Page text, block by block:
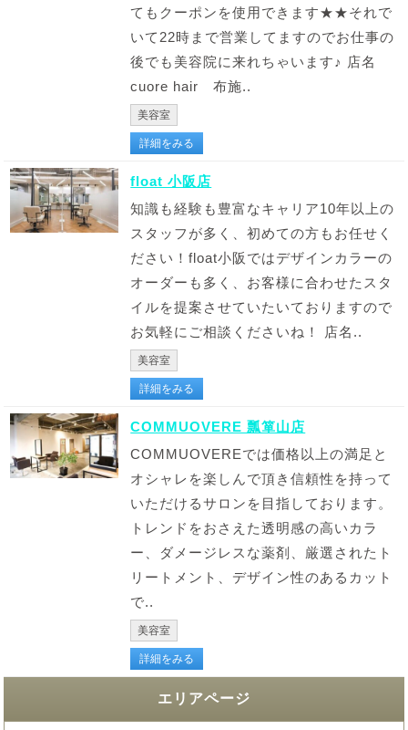
てもクーポンを使用できます★★それで
いて22時まで営業してますのでお仕事の
後でも美容院に来れちゃいます♪ 店名
cuore hair 布施..
美容室
詳細をみる
float 小阪店
知識も経験も豊富なキャリア10年以上の
スタッフが多く、初めての方もお任せく
ださい！float小阪ではデザインカラーの
オーダーも多く、お客様に合わせたスタ
イルを提案させていたいておりますので
お気軽にご相談くださいね！ 店名..
美容室
詳細をみる
COMMUOVERE 瓢箪山店
COMMUOVEREでは価格以上の満足と
オシャレを楽しんで頂き信頼性を持って
いただけるサロンを目指しております。
トレンドをおさえた透明感の高いカラ
ー、ダメージレスな薬剤、厳選されたト
リートメント、デザイン性のあるカット
で..
美容室
詳細をみる
エリアページ